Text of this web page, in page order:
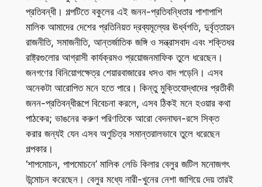
প্রতিবন্ধী। গল্পটিতে বকুলের এই জনন-প্রতিবন্ধিতার পাশাপাশি
মালিক আমাদের দেশের প্রতিনিয়ত দ্রব্যমূল্যের ঊর্ধ্বগতি, দুর্বৃত্তায়ন
রাজনীতি, সমাজনীতি, আন্তর্জাতিক জঙ্গি ও সন্ত্রাসবাদ এবং শক্তিধর
রাষ্ট্রগুলোর আগ্রাসী কার্যক্রমও প্রয়োজনমাফিক তুলে ধরেছেন।
জনগণের বিনিয়োগক্ষেত্র শেয়ারবাজারের ধসও বাদ পড়েনি। এসব
অনেকটা আরোপিত মনে হতে পারে। কিন্তু মুক্তিযোদ্ধাদের প্রতীকী
জনন-প্রতিবন্ধীরূপে বিবেচনা করলে, এসব ঠিকই মনে হওয়ার কথা
পাঠকের; ভাঙনের করুণ পরিণতিকে আরো বেদনাঘন-রসে সিক্ত
করার জন্যই যেন এসব অণুচিত্র সমান্তরালভাবে তুলে ধরেছেন
গল্পকার।
‘শাপমোচন, পাপমোচনে’ মালিক লেডি কিলার বেলুর জটিল মনোজগৎ
উন্মোচন করেছেন। বেলুর মধ্যে নারী-খুনের নেশা জাগিয়ে দেয় তারই